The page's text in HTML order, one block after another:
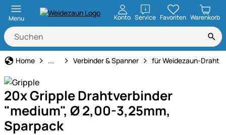
Menu Konto ServiceöffnenFavoriten Warenkorb
Home Weidezaun
... Verbinder & Spanner für Weidezaun-Draht
20x Gripple Drahtverbinder
"medium", Ø 2,00-3,25mm,
Sparpack